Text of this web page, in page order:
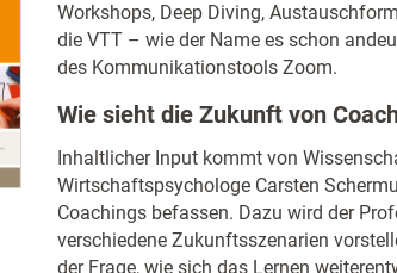
Workshops, Deep Diving,
die VTT – wie der Name es schon
des Kommunikationstools Zoom.
Wie sieht die Zukunft von
Inhaltlicher Input kommt von
Wirtschaftspsychologe Carsten
Coachings befassen. Dazu wird der
verschiedene Zukunftsszenarien
der Frage, wie sich das Lernen